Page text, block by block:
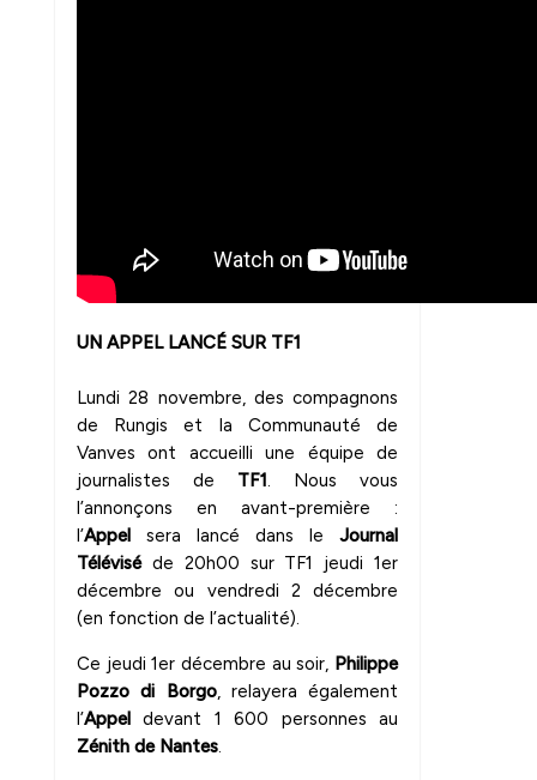
UN APPEL LANCÉ SUR TF1
Lundi 28 novembre, des compagnons
de Rungis et la Communauté de
Vanves ont accueilli une équipe de
journalistes de TF1. Nous vous
l’annonçons en avant-première :
l’Appel sera lancé dans le Journal
Téléviséde 20h00 sur TF1 jeudi 1er
décembre ou vendredi 2 décembre
(en fonction de l’actualité).
Ce jeudi 1er décembre au soir, Philippe
Pozzo di Borgo, relayera également
l’Appel devant 1 600 personnes au
Zénith de Nantes.